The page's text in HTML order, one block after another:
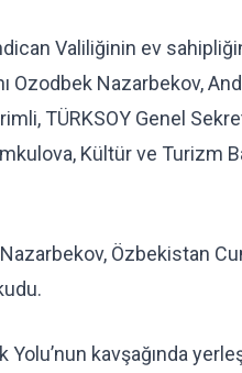
Valiliğinin ev
Ozodbek Nazarbekov,
TÜRKSOY Genel
Kültür ve Turizm
Nazarbekov, Özbekistan
kavşağında